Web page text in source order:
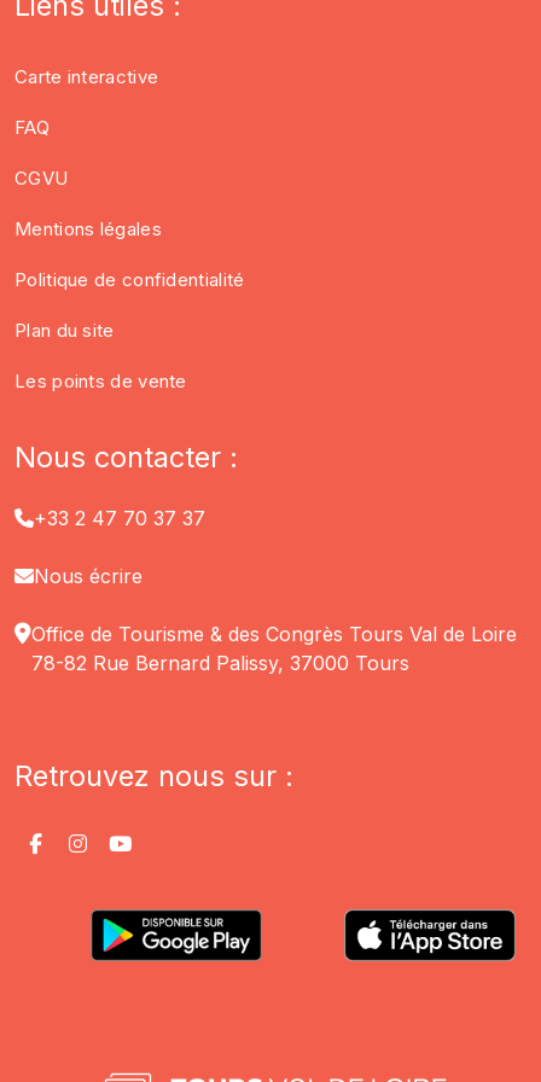
Carte interactive
FAQ
CGVU
Mentions légales
Politique de confidentialité
Plan du site
Les points de vente
Nous contacter :
+33 2 47 70 37 37
Nous écrire
Office de Tourisme & des Congrès Tours Val de Loire
78-82 Rue Bernard Palissy, 37000 Tours
Retrouvez nous sur :